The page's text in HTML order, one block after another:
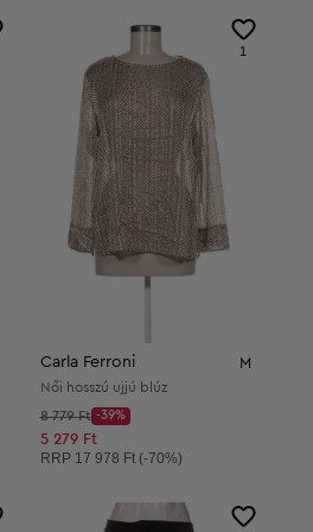
1
Carla Ferroni M
Női hosszú ujjú blúz
Kezdő ár:
8 779 Ft
Discount Price:
-39%
Csökkentett ár:
5 279 Ft
Ajánlott ár:
RRP 17 978 Ft (-70%)